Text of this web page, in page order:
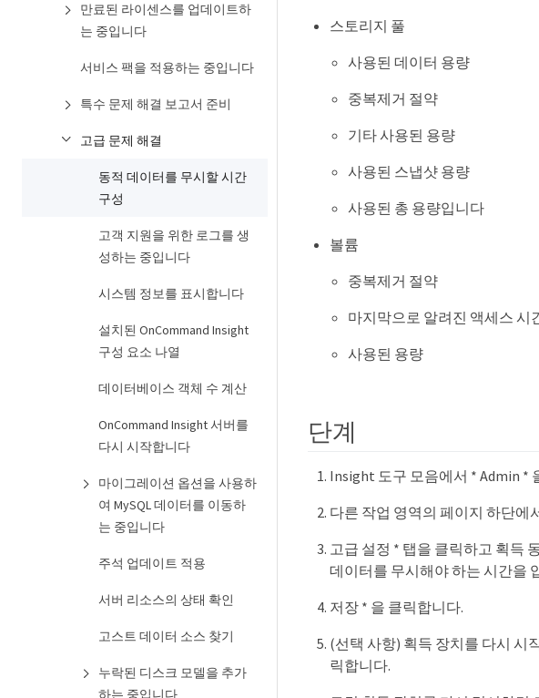
만료된 라이센스를 업데이트하
는 중입니다
서비스 팩을 적용하는 중입니다
특수 문제 해결 보고서 준비
고급 문제 해결
동적 데이터를 무시할 시간
구성
고객 지원을 위한 로그를 생
성하는 중입니다
시스템 정보를 표시합니다
설치된 OnCommand Insight
구성 요소 나열
데이터베이스 객체 수 계산
OnCommand Insight 서버를
다시 시작합니다
마이그레이션 옵션을 사용하
여 MySQL 데이터를 이동하
는 중입니다
주석 업데이트 적용
서버 리소스의 상태 확인
고스트 데이터 소스 찾기
누락된 디스크 모델을 추가
하는 중입니다
스토리지 풀
사용된 데이터 용량
중복제거 절약
기타 사용된 용량
사용된 스냅샷 용량
사용된 총 용량입니다
볼륨
중복제거 절약
마지막으로 알려진 액세스 시
사용된 용량
단계
Insight 도구 모음에서 * Admin *
다른 작업 영역의 페이지 하단에
고급 설정 * 탭을 클릭하고 획득
데이터를 무시해야 하는 시간을
저장 * 을 클릭합니다.
(선택 사항) 획득 장치를 다시 시
릭합니다.